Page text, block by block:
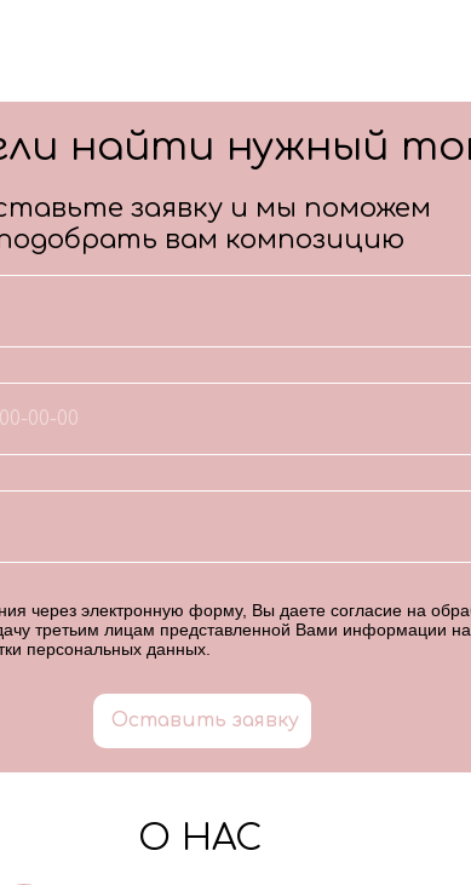
через электронную форму, Вы даете согласие на
третьим лицам представленной Вами информации на
персональных данных.
Оставить заявку
найти нужный
заявку и мы поможем
вам композицию
О НАС